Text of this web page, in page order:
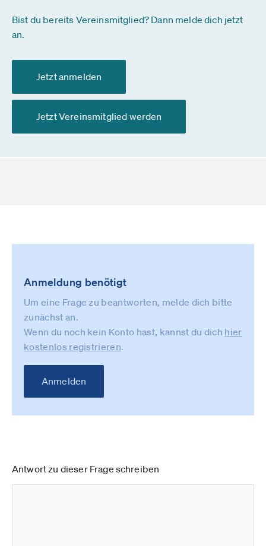
Bist du bereits Vereinsmitglied? Dann melde dich jetzt
an.
Jetzt anmelden
Jetzt Vereinsmitglied werden
Anmeldung benötigt
Um eine Frage zu beantworten, melde dich bitte
zunächst an.
Wenn du noch kein Konto hast, kannst du dich hier
kostenlos registrieren.
Anmelden
Antwort zu dieser Frage schreiben